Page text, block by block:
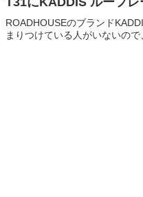
ROADHOUSEのブランド
まりつけている人がいないの